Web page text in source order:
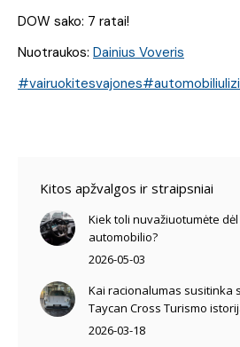
DOW sako: 7 ratai!
Nuotraukos: Dainius Voveris
#vairuokitesvajones
Kitos apžvalgos ir straipsniai
Kiek toli nuvažiuotumėte
automobilio?
2026-05-03
Kai racionalumas susitinka
Taycan Cross Turismo
2026-03-18